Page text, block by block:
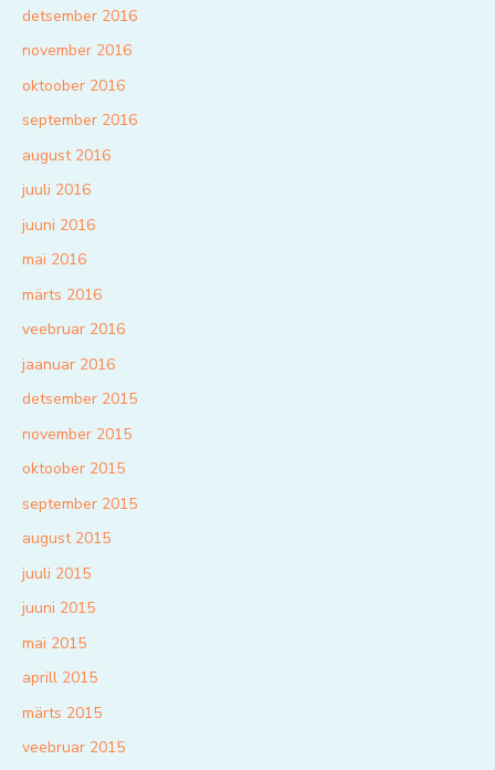
detsember 2016
november 2016
oktoober 2016
september 2016
august 2016
juuli 2016
juuni 2016
mai 2016
märts 2016
veebruar 2016
jaanuar 2016
detsember 2015
november 2015
oktoober 2015
september 2015
august 2015
juuli 2015
juuni 2015
mai 2015
aprill 2015
märts 2015
veebruar 2015